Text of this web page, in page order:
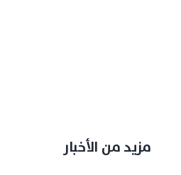
مزيد من الأخبار